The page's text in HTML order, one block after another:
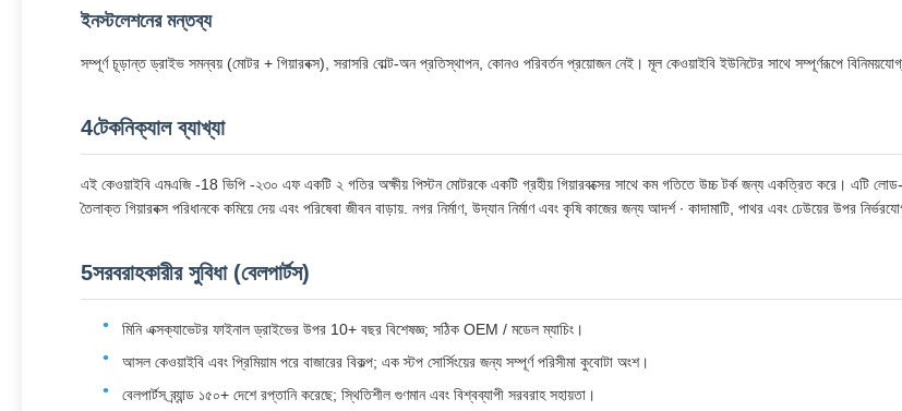
ইনস্টলেশনের মন্তব্য
সম্পূর্ণ চূড়ান্ত ড্রাইভ সমন্বয় (মোটর + গিয়ারবক্স), সরাসরি বোল্ট-অন প্রতিস্থাপন, কোনও পরিবর্তন প্রয়োজন নেই। মূল কেওয়াইবি ইউনিটের সাথে সম্পূর্ণরূপে
4টেকনিক্যাল ব্যাখ্যা
এই কেওয়াইবি এমএজি -18 ভিপি -২৩০ এফ একটি ২ গতির অক্ষীয় পিস্টন মোটরকে একটি গ্রহীয় গিয়ারবক্সের সাথে কম গতিতে উচ্চ টর্ক জন্য একত্রিত করে। এটি লোড-
তৈলাক্ত গিয়ারবক্স পরিধানকে কমিয়ে দেয় এবং পরিষেবা জীবন বাড়ায়. নগর নির্মাণ, উদ্যান নির্মাণ এবং কৃষি কাজের জন্য আদর্শ ∙ কাদামাটি, পাথর এবং ঢেউয়ের উপর
5সরবরাহকারীর সুবিধা (বেলপার্টস)
মিনি এক্সক্যাভেটর ফাইনাল ড্রাইভের উপর 10+ বছর বিশেষজ্ঞ; সঠিক OEM / মডেল ম্যাচিং।
আসল কেওয়াইবি এবং প্রিমিয়াম পরে বাজারের বিকল্প; এক স্টপ সোর্সিংয়ের জন্য সম্পূর্ণ পরিসীমা কুবোটা অংশ।
বেলপার্টস ব্র্যান্ড ১৫০+ দেশে রপ্তানি করেছে; স্থিতিশীল গুণমান এবং বিশ্বব্যাপী সরবরাহ সহায়তা।